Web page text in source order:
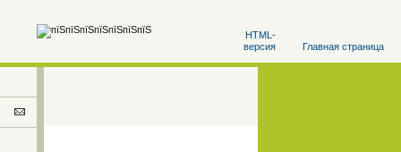
HTML-
версия
Главная страница